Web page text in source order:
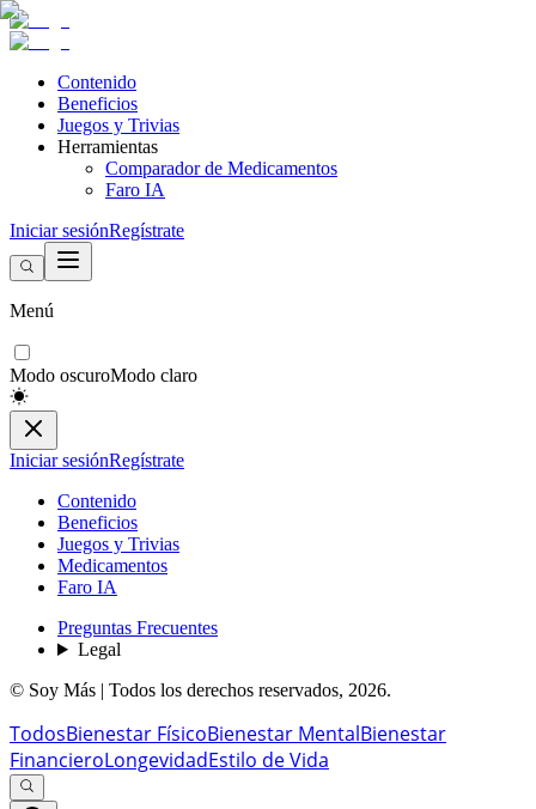
Contenido
Beneficios
Juegos y Trivias
Herramientas
Comparador de Medicamentos
Faro IA
Iniciar sesiónRegístrate
Menú
Modo oscuroModo claro
Iniciar sesiónRegístrate
Contenido
Beneficios
Juegos y Trivias
Medicamentos
Faro IA
Preguntas Frecuentes
Legal
© Soy Más | Todos los derechos reservados, 2026.
TodosBienestar FísicoBienestar MentalBienestar
FinancieroLongevidadEstilo de Vida